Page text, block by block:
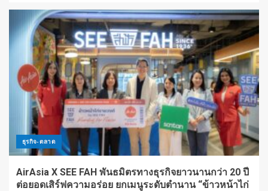
ธุรกิจ-ตลาด
AirAsia X SEE FAH พันธมิตรทางธุรกิจยาวนานกว่า 20 ปี
ต่อยอดเสิร์ฟความอร่อย ยกเมนูระดับตำนาน “ข้าวหน้าไก่